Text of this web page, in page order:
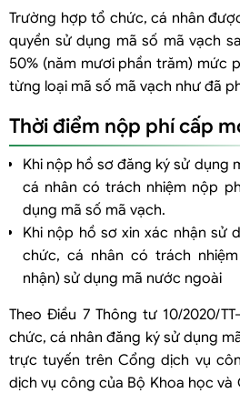
Trường hợp tổ chức, cá nhân
quyền sử dụng mã số mã vạch
50% (năm mươi phần trăm) mức
từng loại mã số mã vạch như đã
Thời điểm nộp phí cấp
Khi nộp hồ sơ đăng ký sử dụng
cá nhân có trách nhiệm nộp
dụng mã số mã vạch.
Khi nộp hồ sơ xin xác nhận sử
chức, cá nhân có trách
nhận) sử dụng mã nước ngoài
Theo Điều 7 Thông tư 10/2020/
chức, cá nhân đăng ký sử dụng
trực tuyến trên Cổng dịch vụ
dịch vụ công của Bộ Khoa học